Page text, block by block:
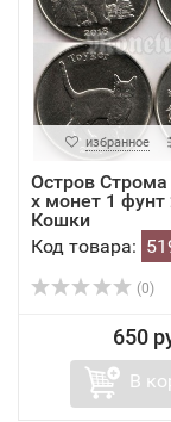
избранное
Остров Строма
х монет 1 фунт
Кошки
Код товара:
(0)
650
В